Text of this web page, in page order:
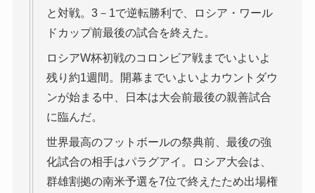
と対戦。3－1で逆転勝利で、ロシア・ワール
ドカップ前最後の試合を終えた。
ロシアW杯初戦のコロンビア戦までいよいよ
残り約1週間。開幕までいよいよカウントダウ
ンが始まる中、日本は大会前最後の親善試合
に臨んだ。
世界最高のフットボールの祭典前、最後の強
化試合の相手はパラグアイ。ロシア大会は、
群雄割拠の南米予選を7位で終えたため出場権